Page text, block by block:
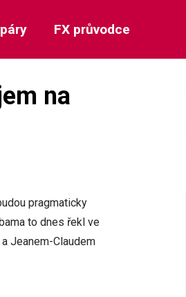
FX průvodce
na
pragmaticky
to dnes řekl ve
Jeanem-Claudem